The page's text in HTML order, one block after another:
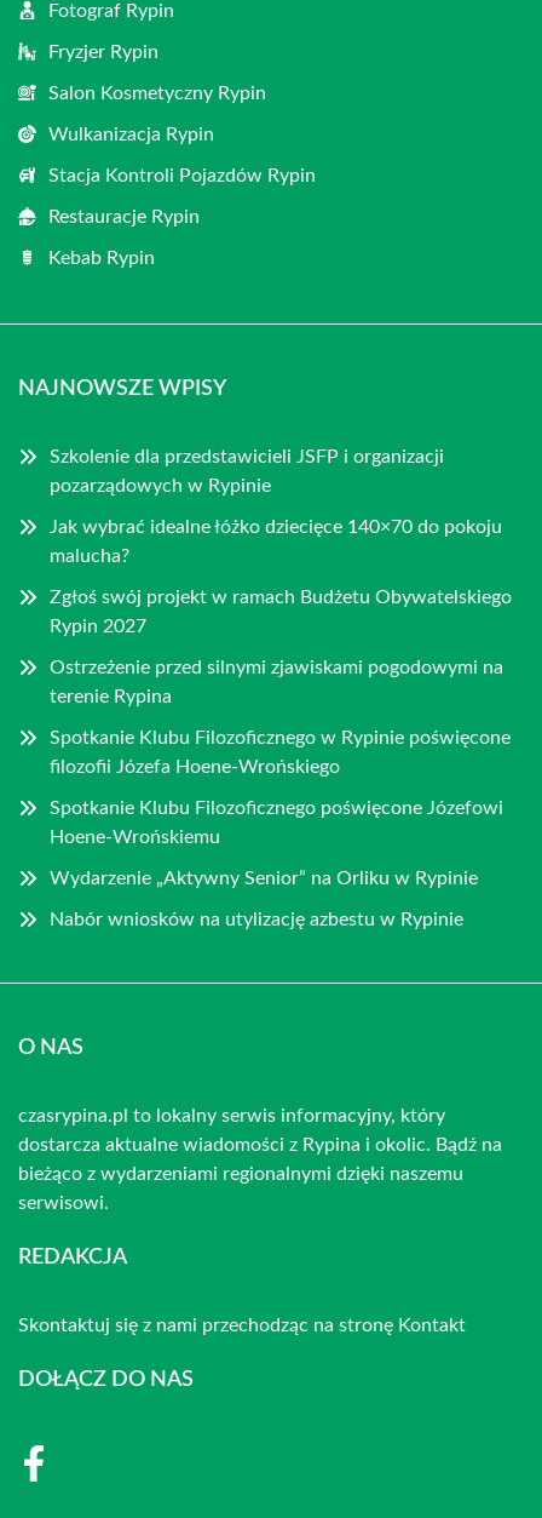
Fotograf Rypin
Fryzjer Rypin
Salon Kosmetyczny Rypin
Wulkanizacja Rypin
Stacja Kontroli Pojazdów Rypin
Restauracje Rypin
Kebab Rypin
NAJNOWSZE WPISY
Szkolenie dla przedstawicieli JSFP i organizacji
pozarządowych w Rypinie
Jak wybrać idealne łóżko dziecięce 140×70 do pokoju
malucha?
Zgłoś swój projekt w ramach Budżetu Obywatelskiego
Rypin 2027
Ostrzeżenie przed silnymi zjawiskami pogodowymi na
terenie Rypina
Spotkanie Klubu Filozoficznego w Rypinie poświęcone
filozofii Józefa Hoene-Wrońskiego
Spotkanie Klubu Filozoficznego poświęcone Józefowi
Hoene-Wrońskiemu
Wydarzenie „Aktywny Senior” na Orliku w Rypinie
Nabór wniosków na utylizację azbestu w Rypinie
O NAS
czasrypina.pl to lokalny serwis informacyjny, który
dostarcza aktualne wiadomości z Rypina i okolic. Bądź na
bieżąco z wydarzeniami regionalnymi dzięki naszemu
serwisowi.
REDAKCJA
Skontaktuj się z nami przechodząc na stronę Kontakt
DOŁĄCZ DO NAS